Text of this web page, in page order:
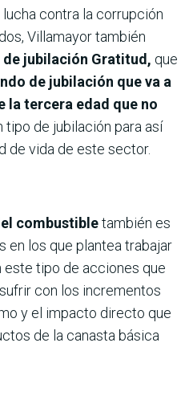
contra la corrupción
Villamayor también
jubilación Gratitud, que
de jubilación que va a
la tercera edad que no
tipo de jubilación para así
de vida de este sector.
combustibletambién es
en los que plantea trabajar
este tipo de acciones que
con los incrementos
y el impacto directo que
de la canasta básica